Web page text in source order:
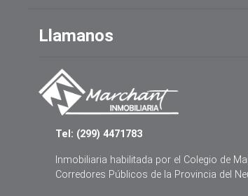
Llamanos
Tel: (299) 4471783
Inmobiliaria habilitada por el Colegio de
Corredores Públicos de la Provincia del